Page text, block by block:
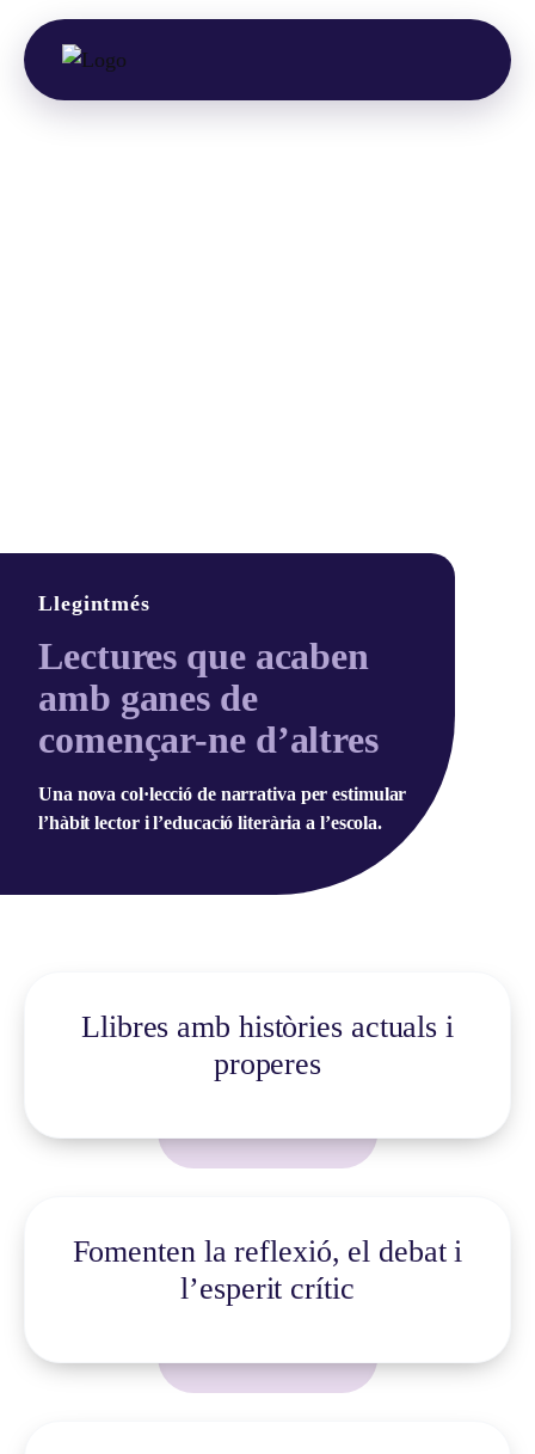
Llegintmés
Lectures que acaben
amb ganes de
començar-ne d’altres
Una nova col·lecció de narrativa per estimular
l’hàbit lector i l’educació literària a l’escola.
Llibres amb històries actuals i
properes
Fomenten la reflexió, el debat i
l’esperit crític